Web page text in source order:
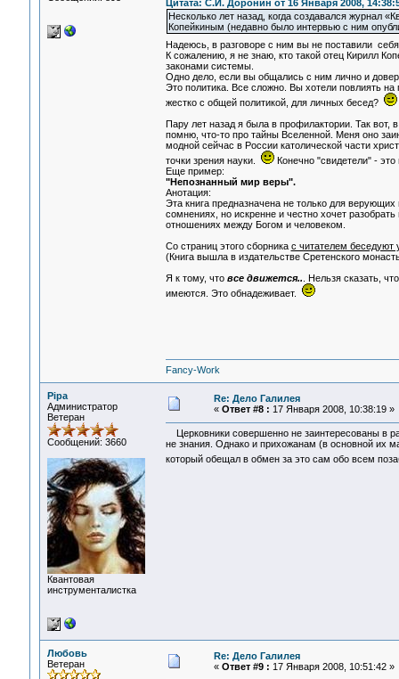
Цитата: С.И. Доронин от 16 Января 2008,
Несколько лет назад, когда создавался журнал
Копейкиным (недавно было интервью с ним
Надеюсь, в разговоре с ним вы не поставили
К сожалению, я не знаю, кто такой отец Кирилл
законами системы.
Одно дело, если вы общались с ним лично и
Это политика. Все сложно. Вы хотели повлиять
жестко с общей политикой, для личных бесед?
Пару лет назад я была в профилактории. Так
помню, что-то про тайны Вселенной. Меня оно
модной сейчас в России католической части
точки зрения науки.
Конечно "свидетели" -
Еще пример:
"Непознанный мир веры".
Анотация:
Эта книга предназначена не только для
сомнениях, но искренне и честно хочет
отношениях между Богом и человеком.
Со страниц этого сборника с читателем беседуют
(Книга вышла в издательстве Сретенского
Я к тому, что все движется.. . Нельзя сказать,
имеются. Это обнадеживает.
Fancy-Work
Pipa
Администратор
Ветеран
Сообщений: 3660
Квантовая
инструменталистка
Re: Дело Галилея
« Ответ #8 : 17 Января 2008, 10:38:19 »
Церковники совершенно не заинтересованы в
не знания. Однако и прихожанам (в основной их
который обещал в обмен за это сам обо всем
Любовь
Ветеран
Re: Дело Галилея
« Ответ #9 : 17 Января 2008, 10:51:42 »